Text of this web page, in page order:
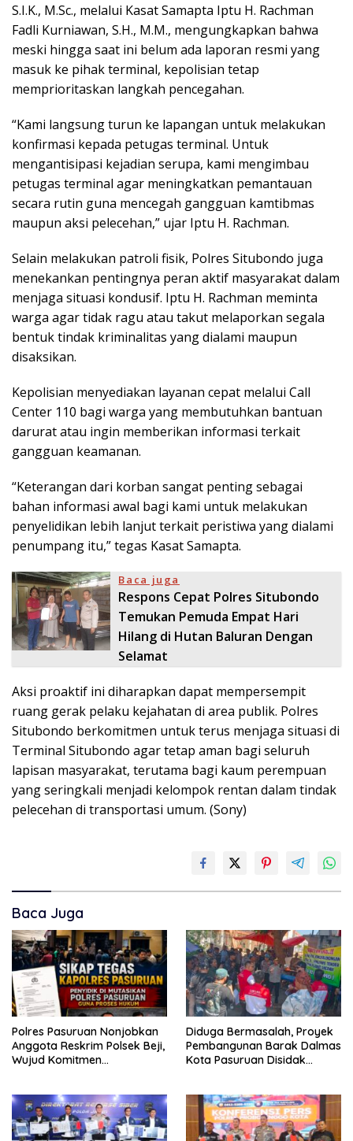
S.I.K., M.Sc., melalui Kasat Samapta Iptu H. Rachman
Fadli Kurniawan, S.H., M.M., mengungkapkan bahwa
meski hingga saat ini belum ada laporan resmi yang
masuk ke pihak terminal, kepolisian tetap
memprioritaskan langkah pencegahan.
“Kami langsung turun ke lapangan untuk melakukan
konfirmasi kepada petugas terminal. Untuk
mengantisipasi kejadian serupa, kami mengimbau
petugas terminal agar meningkatkan pemantauan
secara rutin guna mencegah gangguan kamtibmas
maupun aksi pelecehan,” ujar Iptu H. Rachman.
Selain melakukan patroli fisik, Polres Situbondo juga
menekankan pentingnya peran aktif masyarakat dalam
menjaga situasi kondusif. Iptu H. Rachman meminta
warga agar tidak ragu atau takut melaporkan segala
bentuk tindak kriminalitas yang dialami maupun
disaksikan.
Kepolisian menyediakan layanan cepat melalui Call
Center 110 bagi warga yang membutuhkan bantuan
darurat atau ingin memberikan informasi terkait
gangguan keamanan.
“Keterangan dari korban sangat penting sebagai
bahan informasi awal bagi kami untuk melakukan
penyelidikan lebih lanjut terkait peristiwa yang dialami
penumpang itu,” tegas Kasat Samapta.
Baca juga
Respons Cepat Polres Situbondo
Temukan Pemuda Empat Hari
Hilang di Hutan Baluran Dengan
Selamat
Aksi proaktif ini diharapkan dapat mempersempit
ruang gerak pelaku kejahatan di area publik. Polres
Situbondo berkomitmen untuk terus menjaga situasi di
Terminal Situbondo agar tetap aman bagi seluruh
lapisan masyarakat, terutama bagi kaum perempuan
yang seringkali menjadi kelompok rentan dalam tindak
pelecehan di transportasi umum. (Sony)
Baca Juga
Polres Pasuruan Nonjobkan
Anggota Reskrim Polsek Beji,
Wujud Komitmen
Diduga Bermasalah, Proyek
Pembangunan Barak Dalmas
Kota Pasuruan Disidak